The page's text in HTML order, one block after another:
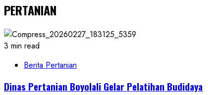
PERTANIAN
3 min read
Berita Pertanian
Dinas Pertanian Boyolali Gelar Pelatihan Budidaya